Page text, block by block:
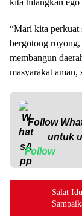
kita hilangkan
“Mari kita perkuat
bergotong
membangun
masyarakat
Follow
untuk
Follow
Salat